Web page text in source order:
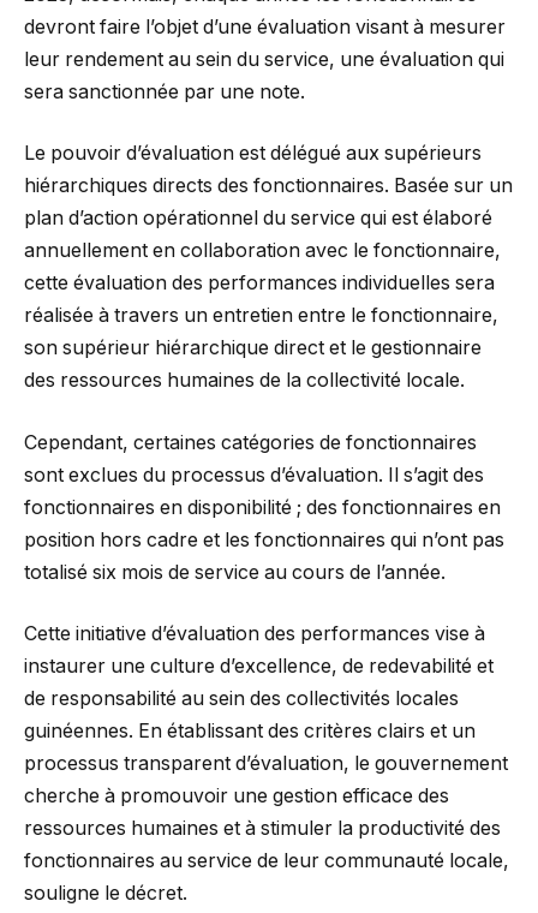
devront faire l’objet d’une évaluation visant à mesurer
leur rendement au sein du service, une évaluation qui
sera sanctionnée par une note.
Le pouvoir d’évaluation est délégué aux supérieurs
hiérarchiques directs des fonctionnaires. Basée sur un
plan d’action opérationnel du service qui est élaboré
annuellement en collaboration avec le fonctionnaire,
cette évaluation des performances individuelles sera
réalisée à travers un entretien entre le fonctionnaire,
son supérieur hiérarchique direct et le gestionnaire
des ressources humaines de la collectivité locale.
Cependant, certaines catégories de fonctionnaires
sont exclues du processus d’évaluation. Il s’agit des
fonctionnaires en disponibilité ; des fonctionnaires en
position hors cadre et les fonctionnaires qui n’ont pas
totalisé six mois de service au cours de l’année.
Cette initiative d’évaluation des performances vise à
instaurer une culture d’excellence, de redevabilité et
de responsabilité au sein des collectivités locales
guinéennes. En établissant des critères clairs et un
processus transparent d’évaluation, le gouvernement
cherche à promouvoir une gestion efficace des
ressources humaines et à stimuler la productivité des
fonctionnaires au service de leur communauté locale,
souligne le décret.